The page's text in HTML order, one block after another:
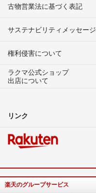
古物営業法に基づく表記
サステナビリティメッセージ
権利侵害について
ラクマ公式ショップ
出店について
リンク
楽天のグループサービス